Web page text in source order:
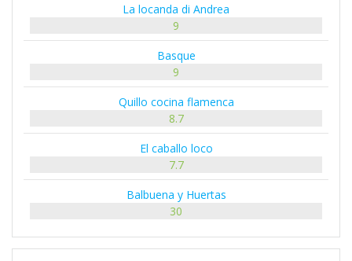
La locanda di Andrea
9
Basque
9
Quillo cocina flamenca
8.7
El caballo loco
7.7
Balbuena y Huertas
30